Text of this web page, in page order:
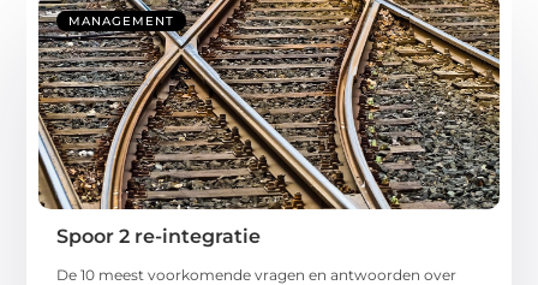
MANAGEMENT
Spoor 2 re-integratie
De 10 meest voorkomende vragen en antwoorden over